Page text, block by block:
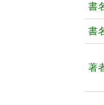
書
書
著